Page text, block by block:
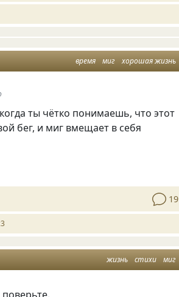
время миг хорошая жизнь
ты чётко понимаешь, что этот
бег, и миг вмещает в себя
19
жизнь стихи миг